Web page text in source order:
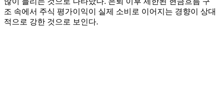
조 속에서 주식 평가이익이 실제 소비로 이어지는 경향이 상대
적으로 강한 것으로 보인다.